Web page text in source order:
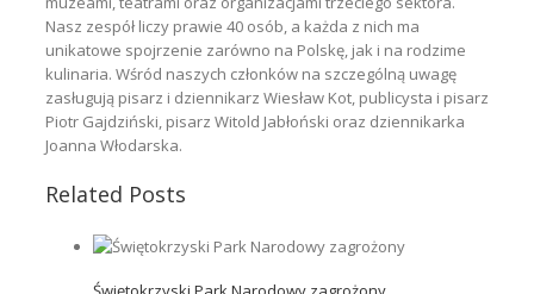
Nasz zespół liczy prawie 40 osób, a każda z nich ma
unikatowe spojrzenie zarówno na Polskę, jak i na rodzime
kulinaria. Wśród naszych członków na szczególną uwagę
zasługują pisarz i dziennikarz Wiesław Kot, publicysta i pisarz
Piotr Gajdziński, pisarz Witold Jabłoński oraz dziennikarka
Joanna Włodarska.
Related Posts